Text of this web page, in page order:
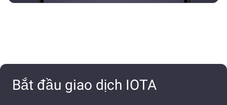
Bắt đầu giao dịch IOTA